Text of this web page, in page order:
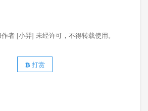
者 [小羿] 未经许可，不得转载使用。
打赏